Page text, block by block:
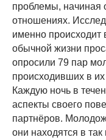
проблемы, начиная
отношениях.
именно происходит
обычной жизни
опросили 79 пар
происходивших в
Каждую ночь в
аспекты своего
партнёров.
они находятся в